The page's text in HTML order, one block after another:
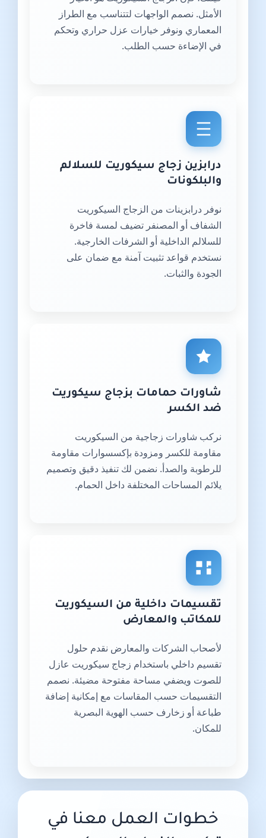
الأمثل. نصمم الواجهات لتتناسب مع الطراز
المعماري ونوفر خيارات عزل حراري وتحكم
في الإضاءة حسب الطلب.
درابزين زجاج سيكوريت للسلالم
والبلكونات
نوفر درابزينات من الزجاج السيكوريت
الشفاف أو المصنفر تضيف لمسة فاخرة
للسلالم الداخلية أو الشرفات الخارجية.
نستخدم قواعد تثبيت آمنة مع ضمان على
الجودة والثبات.
شاورات حمامات بزجاج سيكوريت
ضد الكسر
نركب شاورات زجاجية من السيكوريت
مقاومة للكسر ومزودة بإكسسوارات مقاومة
للرطوبة والصدأ. نضمن لك تنفيذ دقيق وتصميم
يلائم المساحات المختلفة داخل الحمام.
تقسيمات داخلية من السيكوريت
للمكاتب والمعارض
لأصحاب الشركات والمعارض نقدم حلول
تقسيم داخلي باستخدام زجاج سيكوريت عازل
للصوت ويضفي مساحة مفتوحة مضيئة. نصمم
التقسيمات حسب المقاسات مع إمكانية إضافة
طباعة أو زخارف حسب الهوية البصرية
للمكان.
خطوات العمل معنا في